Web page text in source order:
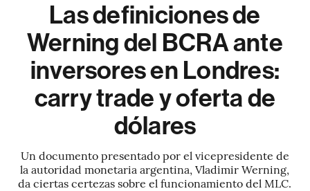
Las definiciones de
Werning del BCRA ante
inversores en Londres:
carry trade y oferta de
dólares
Un documento presentado por el vicepresidente de
la autoridad monetaria argentina, Vladimir Werning,
da ciertas certezas sobre el funcionamiento del MLC.